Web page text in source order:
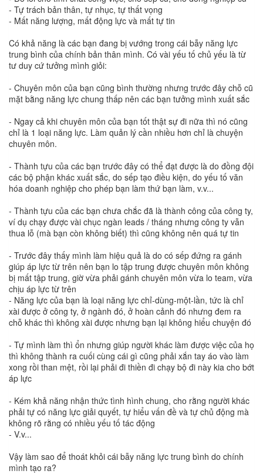
- Tự trách bản thân, tự nhục, tự thất vọng
- Mất năng lượng, mất động lực và mất tự tin
Có khả năng là các bạn đang bị vướng trong cái bẫy năng lực
trung bình của chính bản thân mình. Có vài yếu tố chủ yếu là từ
tư duy cứ tưởng mình giỏi:
- Chuyên môn của bạn cũng bình thường nhưng trước đây chỗ cũ
mặt bằng năng lực chung thấp nên các bạn tưởng mình xuất sắc
- Ngay cả khi chuyên môn của bạn tốt thật sự đi nữa thì nó cũng
chỉ là 1 loại năng lực. Làm quản lý cần nhiều hơn chỉ là chuyện
chuyên môn.
- Thành tựu của các bạn trước đây có thể đạt được là do đồng đội
các bộ phận khác xuất sắc, do sếp tạo điều kiện, do yếu tố văn
hóa doanh nghiệp cho phép bạn làm thứ bạn làm, v.v...
- Thành tựu của các bạn chưa chắc đã là thành công của công ty,
ví dụ chạy được vài chục ngàn leads / tháng nhưng công ty vẫn
thua lỗ (mà bạn còn không biết) thì cũng không nên quá tự tin
- Trước đây thấy mình làm hiệu quả là do có sếp đứng ra gánh
giúp áp lực từ trên nên bạn lo tập trung được chuyên môn không
bị mất tập trung, giờ vừa phải gánh chuyên môn vừa lo team, vừa
chịu áp lực từ trên
- Năng lực của bạn là loại năng lực chỉ-dùng-một-lần, tức là chỉ
xài được ở công ty, ở ngành đó, ở hoàn cảnh đó nhưng đem ra
chỗ khác thì không xài được nhưng bạn lại không hiểu chuyện đó
- Tự mình làm thì ổn nhưng giúp người khác làm được việc của họ
thì không thành ra cuối cùng cái gì cũng phải xắn tay áo vào làm
xong rồi than mệt, rồi lại phải đi thiền đi chạy bộ đi này kia cho bớt
áp lực
- Kém khả năng nhận thức tình hình chung, cho rằng người khác
phải tự có năng lực giải quyết, tự hiểu vấn đề và tự chủ động mà
không rõ rằng có nhiều yếu tố tác động
- V.v...
Vậy làm sao để thoát khỏi cái bẫy năng lực trung bình do chính
mình tạo ra?